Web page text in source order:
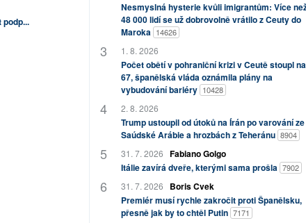
Nesmyslná hysterie kvůli imigrantům: Více
48 000 lidí se už dobrovolně vrátilo z Ceuty do
Maroka 14626
1. 8. 2026
Počet obětí v pohraniční krizi v Ceutě stoupl na
67, španělská vláda oznámila plány na
vybudování bariéry 10428
2. 8. 2026
Trump ustoupil od útoků na Írán po varování ze
Saúdské Arábie a hrozbách z Teheránu 8904
31. 7. 2026 Fabiano Golgo
Itálie zavírá dveře, kterými sama prošla 7902
31. 7. 2026
Boris Cvek
Premiér musí rychle zakročit proti Španělsku,
přesně jak by to chtěl Putin 7171